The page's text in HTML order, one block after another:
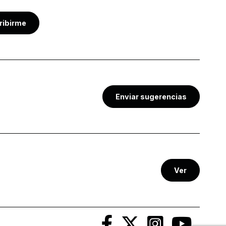
Enviar sugerencias
Ver